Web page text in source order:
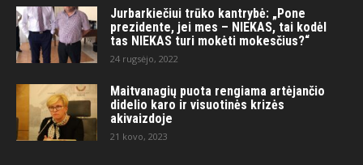
Jurbarkiečiui trūko kantrybė: „Pone
prezidente, jei mes – NIEKAS, tai kodėl
tas NIEKAS turi mokėti mokesčius?“
24 rugsėjo, 2022
Maitvanagių puota rengiama artėjančio
didelio karo ir visuotinės krizės
akivaizdoje
21 kovo, 2023